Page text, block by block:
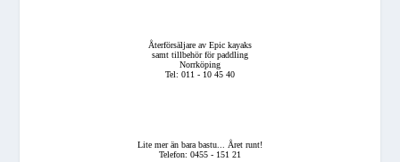
Återförsäljare av Epic kayaks
samt tillbehör för paddling
Norrköping
Tel: 011 - 10 45 40
Lite mer än bara bastu... Året runt!
Telefon: 0455 - 151 21